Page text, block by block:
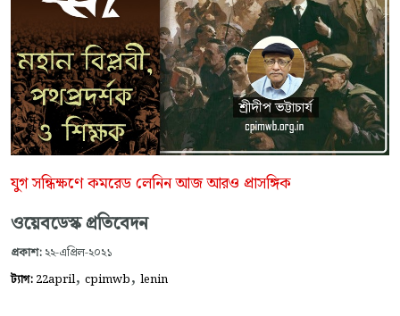
যুগ সন্ধিক্ষণে কমরেড লেনিন আজ আরও প্রাসঙ্গিক
ওয়েবডেস্ক প্রতিবেদন
প্রকাশ: ২২-এপ্রিল-২০২১
ট্যাগ: 22april, cpimwb, lenin